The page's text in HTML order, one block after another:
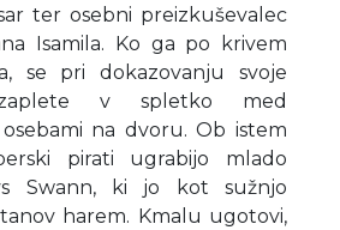
ter osebni preizkuševalec
Isamila. Ko ga po krivem
se pri dokazovanju svoje
zaplete v spletko med
na dvoru. Ob istem
pirati ugrabijo mlado
Swann, ki jo kot sužnjo
harem. Kmalu ugotovi,